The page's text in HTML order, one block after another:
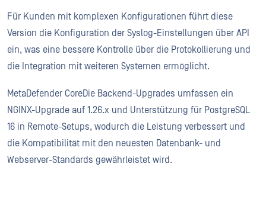
Für Kunden mit komplexen Konfigurationen führt diese
Version die Konfiguration der Syslog-Einstellungen über API
ein, was eine bessere Kontrolle über die Protokollierung und
die Integration mit weiteren Systemen ermöglicht.
MetaDefender CoreDie Backend-Upgrades umfassen ein
NGINX-Upgrade auf 1.26.x und Unterstützung für PostgreSQL
16 in Remote-Setups, wodurch die Leistung verbessert und
die Kompatibilität mit den neuesten Datenbank- und
Webserver-Standards gewährleistet wird.